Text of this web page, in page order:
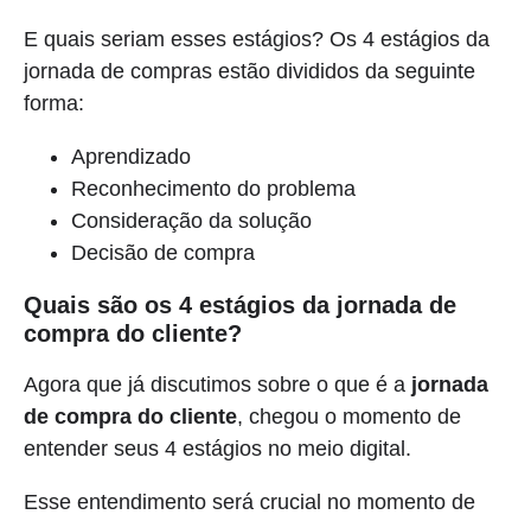
E quais seriam esses estágios? Os 4 estágios da
jornada de compras estão divididos da seguinte
forma:
Aprendizado
Reconhecimento do problema
Consideração da solução
Decisão de compra
Quais são os 4 estágios da jornada de
compra do cliente?
Agora que já discutimos sobre o que é a jornada
de compra do cliente, chegou o momento de
entender seus 4 estágios no meio digital.
Esse entendimento será crucial no momento de